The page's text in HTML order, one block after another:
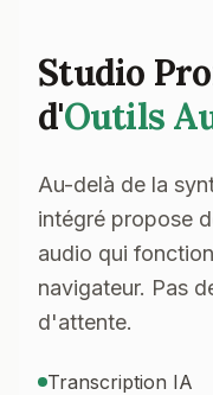
Studio
d'Outils
Au-delà de la
intégré propose
audio qui
navigateur. Pas
d'attente.
Transcription IA